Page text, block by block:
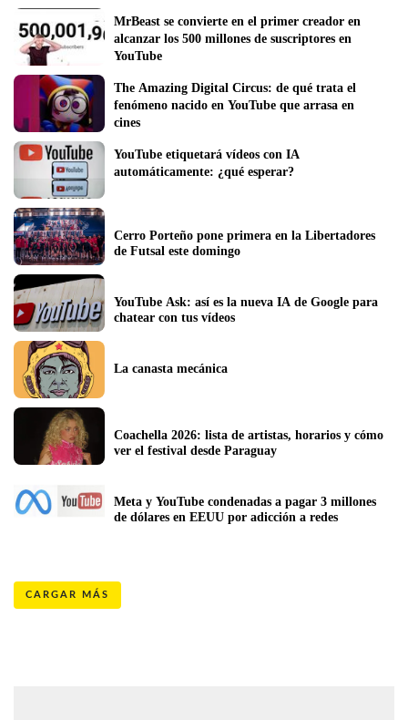
MrBeast se convierte en el primer creador en
alcanzar los 500 millones de suscriptores en
YouTube
The Amazing Digital Circus: de qué trata el
fenómeno nacido en YouTube que arrasa en
cines
YouTube etiquetará vídeos con IA
automáticamente: ¿qué esperar?
Cerro Porteño pone primera en la Libertadores
de Futsal este domingo
YouTube Ask: así es la nueva IA de Google para
chatear con tus vídeos
Coachella 2026: lista de artistas, horarios y cómo
ver el festival desde Paraguay
Meta y YouTube condenadas a pagar 3 millones
de dólares en EEUU por adicción a redes
CARGAR MÁS